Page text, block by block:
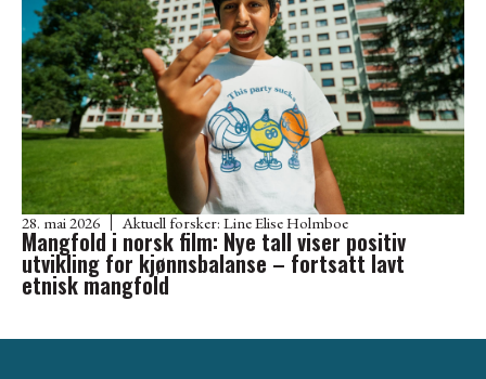
28. mai 2026 Aktuell forsker: Line Elise Holmboe
Mangfold i norsk film: Nye tall viser positiv
utvikling for kjønnsbalanse – fortsatt lavt
etnisk mangfold